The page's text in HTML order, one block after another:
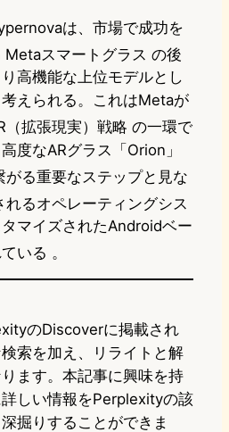
は、市場で成功を
スマートグラス の後
高機能な上位モデルとし
えられる。これはMetaが
（拡張現実）戦略 の一環で
度なARグラス「Orion」
がる重要なステップと見な
れるオペレーティングシス
マイズされたAndroidベー
いる 。
のDiscoverに掲載され
索を加え、リライトと解
ます。本記事に興味を持
しい情報をPerplexityの該
掘りすることができま